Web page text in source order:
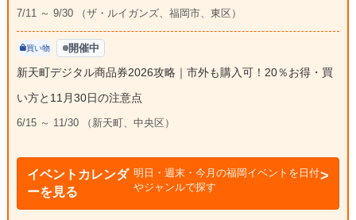
7/11 ～ 9/30 （ザ・ルイガンズ、福岡市、東区）
買い物 開催中
新天町デジタル商品券2026攻略｜市外も購入可！20％お得・買
い方と11月30日の注意点
6/15 ～ 11/30 （新天町、中央区）
イベントカレンダ
ーを見る
明日・週末・今月の福岡イベントを日付
やジャンルで探す